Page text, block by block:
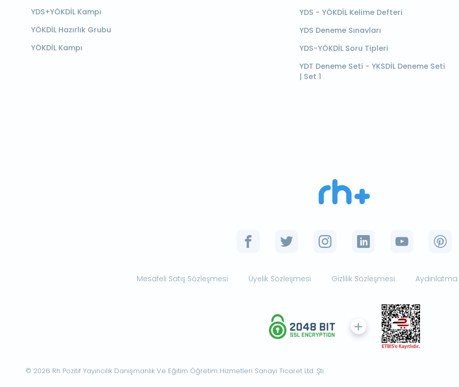
YDS+YÖKDİL Kampı
YÖKDİL Hazırlık Grubu
YÖKDİL Kampı
YDS - YÖKDİL Kelime Defteri
YDS Deneme Sınavları
YDS-YÖKDİL Soru Tipleri
YDT Deneme Seti - YKSDİL Deneme Seti
| Set 1
Mesafeli Satış Sözleşmesi Üyelik Sözleşmesi Gizlilik Sözleşmesi
© 2026 Rh Pozitif Yayıncılık Danışmanlık Ve Eğitim Öğretim Hizmetleri Sanayi Ticaret Ltd. Şti.